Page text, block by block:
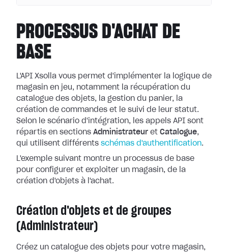
PROCESSUS D'ACHAT DE
BASE
L'API Xsolla vous permet d'implémenter la logique de
magasin en jeu, notamment la récupération du
catalogue des objets, la gestion du panier, la
création de commandes et le suivi de leur statut.
Selon le scénario d'intégration, les appels API sont
répartis en sections Administrateur et Catalogue,
qui utilisent différents schémas d'authentification.
L'exemple suivant montre un processus de base
pour configurer et exploiter un magasin, de la
création d'objets à l'achat.
Création d'objets et de groupes
(Administrateur)
Créez un catalogue des objets pour votre magasin,